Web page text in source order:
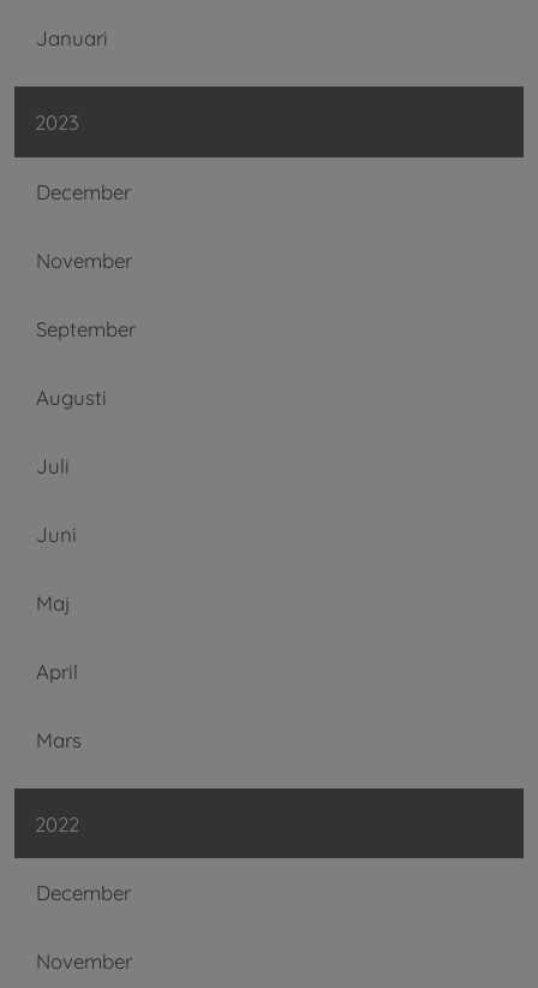
Januari
2023
December
November
September
Augusti
Juli
Juni
Maj
April
Mars
2022
December
November